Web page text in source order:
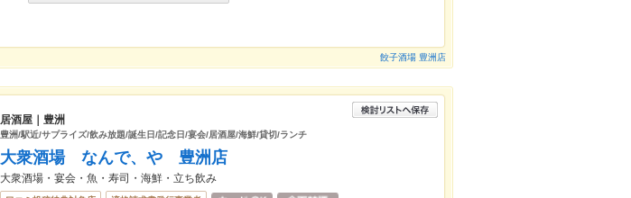
餃子酒場 豊洲店
居酒屋｜豊洲
豊洲/駅近/サプライズ/飲み放題/誕生日/記念日/宴会/居酒屋/海鮮/貸切/ランチ
大衆酒場 なんで、や 豊洲店
大衆酒場・宴会・魚・寿司・海鮮・立ち飲み